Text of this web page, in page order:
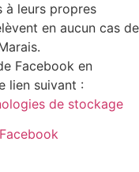
à leurs propres
en aucun cas de
Facebook en
lien suivant :
de stockage